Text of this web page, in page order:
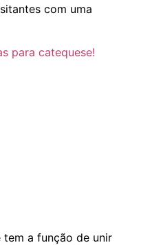
com uma
tem a função de unir